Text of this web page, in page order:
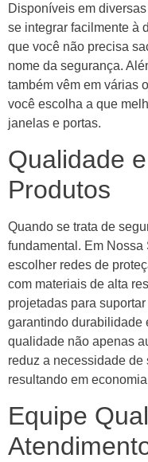
Disponíveis em
se integrar facilmente à
que você não precisa
nome da segurança.
também vêm em várias
você escolha a que
janelas e portas.
Qualidade
Produtos
Quando se trata de
fundamental. Em Nossa
escolher redes de
com materiais de alta
projetadas para
garantindo durabilidade
qualidade não apenas
reduz a necessidade de
resultando em
Equipe